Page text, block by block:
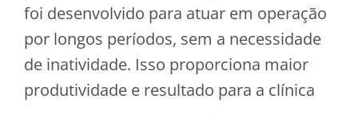
foi desenvolvido para atuar em operação
por longos períodos, sem a necessidade
de inatividade. Isso proporciona maior
produtividade e resultado para a clínica